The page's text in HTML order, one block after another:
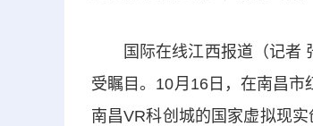
国际在线江西报道（记者
受瞩目。10月16日，在南昌市
南昌VR科创城的国家虚拟现